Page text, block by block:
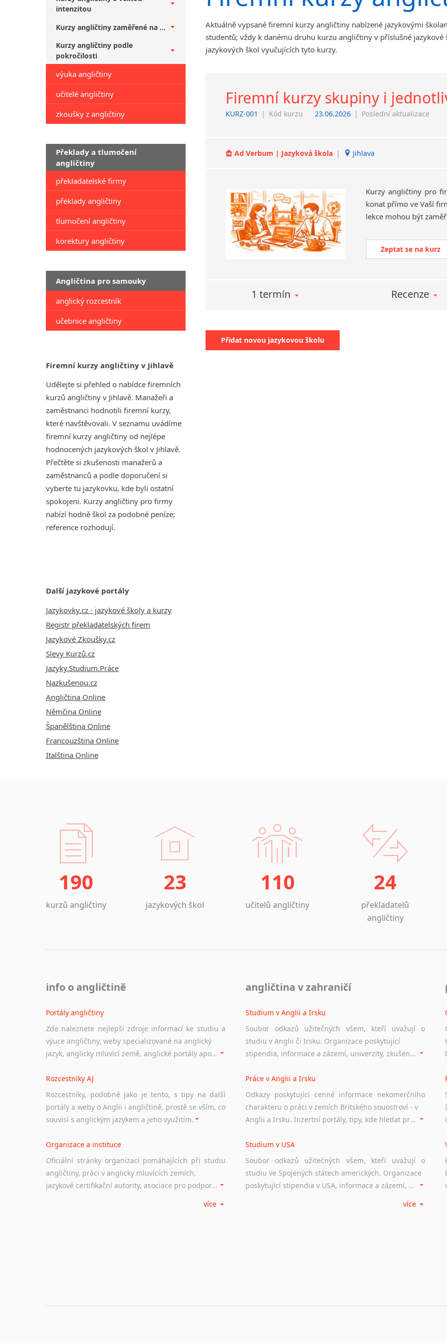
intenzitou
Kurzy angličtiny zaměřené na ...
Kurzy angličtiny podle
pokročilosti
výuka angličtiny
učitelé angličtiny
zkoušky z angličtiny
Překlady a tlumočení
angličtiny
překladatelské firmy
překlady angličtiny
tlumočení angličtiny
korektury angličtiny
Angličtina pro samouky
anglický rozcestník
učebnice angličtiny
Firemní kurzy angličtiny v Jihlavě
Udělejte si přehled o nabídce firemních
kurzů angličtiny v Jihlavě. Manažeři a
zaměstnanci hodnotili firemní kurzy,
které navštěvovali. V seznamu uvádíme
firemní kurzy angličtiny od nejlépe
hodnocených jazykových škol v Jihlavě.
Přečtěte si zkušenosti manažerů a
zaměstnanců a podle doporučení si
vyberte tu jazykovku, kde byli ostatní
spokojeni. Kurzy angličtiny pro firmy
nabízí hodně škol za podobné peníze;
reference rozhodují.
Další jazykové portály
Jazykovky.cz - jazykové školy a kurzy
Registr překladatelských firem
Jazykové Zkoušky.cz
Slevy Kurzů.cz
Jazyky.Studium.Práce
Nazkušenou.cz
Angličtina Online
Němčina Online
Španělština Online
Francouzština Online
Italština Online
malá města podle abecedy
Chomutov
Chrudim
Kolín
Most
Tišnov
angličtiny
Aktuálně vypsané firemní kurzy angličtiny nabízené jazykovými
studentů; vždy k danému druhu kurzu angličtiny v příslušné
jazykových škol vyučujících tyto kurzy.
Firemní kurzy skupiny i
KURZ-001 | Kód kurzu 23.06.2026 | Poslední aktualizace
Ad Verbum | Jazyková škola | Jihlava
Kurzy angličtiny pro
konat přímo ve Vaší
Zeptat se na kurz
1 termín Recenze
Přidat novou jazykovou školu
190
kurzů angličtiny
23
jazykových škol
110
učitelů angličtiny
24
překladatelů
angličtiny
info o angličtině
Portály angličtiny
Zde naleznete nejlepší zdroje informací ke studiu a
výuce angličtiny, weby specializované na anglický
jazyk, anglicky mluvící země, anglické portály apod. Rubrika obsahuje zejména komplexní a maximálně kvalitní stránky využitelné ke studiu angličtiny.
Rozcestníky AJ
Rozcestníky, podobné jako je tento, s tipy na další
portály a weby o Anglii i angličtině, prostě se vším, co
souvisí s anglickým jazykem a jeho využitím.
Organizace a instituce
Oficiální stránky organizací pomáhajících při studiu
angličtiny, práci v anglicky mluvících zemích,
jazykové certifikační autority, asociace pro podporu jazykového vzdělávání ad.
více
angličtina v zahraničí
Studium v Anglii a Irsku
Soubor odkazů užitečných všem, kteří uvažují o
studiu v Anglii či Irsku. Organizace poskytující
stipendia, informace a zázemí, univerzity, zkušenosti studentů.
Práce v Anglii a Irsku
Odkazy poskytující cenné informace nekomerčního
charakteru o práci v zemích Britského souostroví - v
Anglii a Irsku. Inzertní portály, tipy, kde hledat práci na internetu případně osobní zkušenosti ostatních.
Studium v USA
Soubor odkazů užitečných všem, kteří uvažují o
studiu ve Spojených státech amerických. Organizace
poskytující stipendia v USA, informace a zázemí, univerzity i zkušenosti studentů.
více